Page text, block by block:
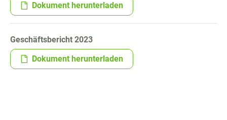
Dokument herunterladen
Geschäftsbericht 2023
Dokument herunterladen